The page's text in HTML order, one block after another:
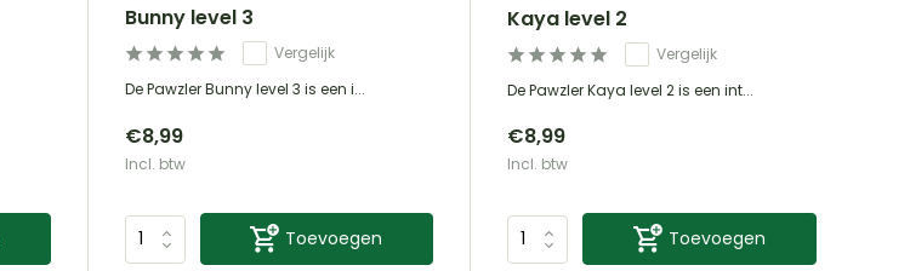
Bunny level 3
Vergelijk
De Pawzler Bunny level 3 is een i...
€8,99
Incl. btw
Toevoegen
Kaya level 2
Vergelijk
De Pawzler Kaya level 2 is een int...
€8,99
Incl. btw
Toevoegen